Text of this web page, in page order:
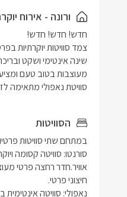
ורונה - אירוח יוקרתי
סוויטת נאפולי מתאימה
הסוויטות